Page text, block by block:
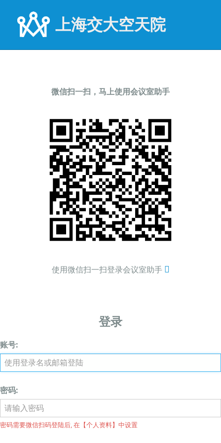
上海交大空天院
微信扫一扫，马上使用会议室助手
使用微信扫一扫登录会议室助手
登录
账号:
密码:
密码需要微信扫码登陆后, 在【个人资料】中设置